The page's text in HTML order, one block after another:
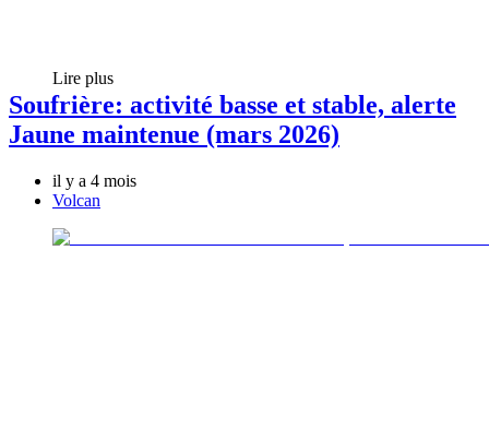
Lire plus
Soufrière: activité basse et stable, alerte
Jaune maintenue (mars 2026)
il y a 4 mois
Volcan